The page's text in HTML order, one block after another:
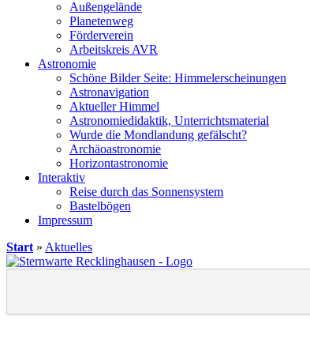
Außengelände
Planetenweg
Förderverein
Arbeitskreis AVR
Astronomie
Schöne Bilder Seite: Himmelerscheinungen
Astronavigation
Aktueller Himmel
Astronomiedidaktik, Unterrichtsmaterial
Wurde die Mondlandung gefälscht?
Archäoastronomie
Horizontastronomie
Interaktiv
Reise durch das Sonnensystem
Bastelbögen
Impressum
Start » Aktuelles